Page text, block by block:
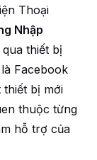
Thoại
Nhập
thiết bị
Facebook
bị mới
thuộc từng
hỗ trợ của